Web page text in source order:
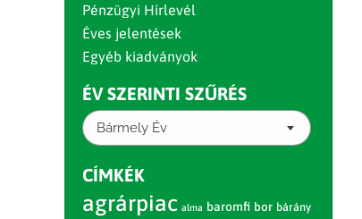
Pénzügyi Hírlevél
Éves jelentések
Egyéb kiadványok
ÉV SZERINTI SZŰRÉS
Bármely Év
CÍMKÉK
agrárpiac alma baromfi bor bárány